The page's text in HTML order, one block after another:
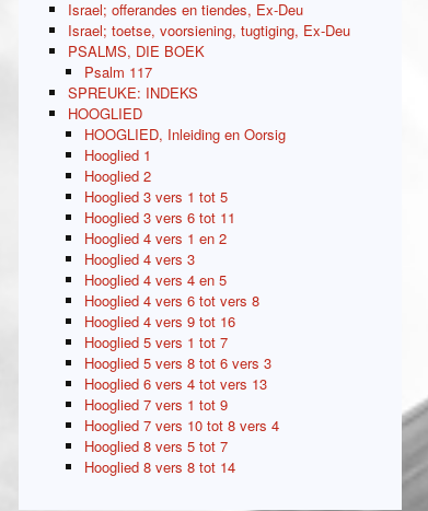
Israel; offerandes en tiendes, Ex-Deu
Israel; toetse, voorsiening, tugtiging, Ex-Deu
PSALMS, DIE BOEK
Psalm 117
SPREUKE: INDEKS
HOOGLIED
HOOGLIED, Inleiding en Oorsig
Hooglied 1
Hooglied 2
Hooglied 3 vers 1 tot 5
Hooglied 3 vers 6 tot 11
Hooglied 4 vers 1 en 2
Hooglied 4 vers 3
Hooglied 4 vers 4 en 5
Hooglied 4 vers 6 tot vers 8
Hooglied 4 vers 9 tot 16
Hooglied 5 vers 1 tot 7
Hooglied 5 vers 8 tot 6 vers 3
Hooglied 6 vers 4 tot vers 13
Hooglied 7 vers 1 tot 9
Hooglied 7 vers 10 tot 8 vers 4
Hooglied 8 vers 5 tot 7
Hooglied 8 vers 8 tot 14